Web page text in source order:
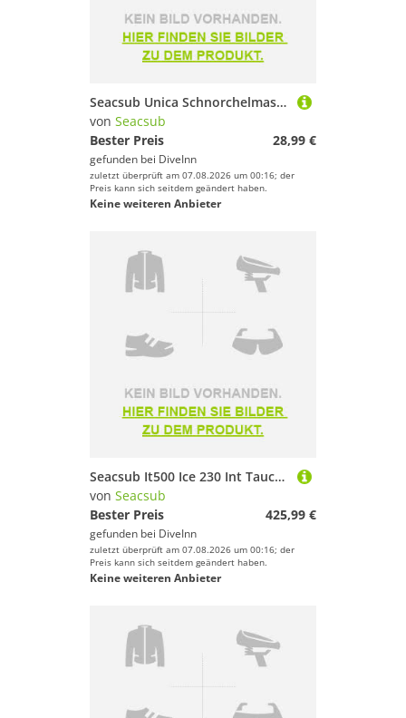
Seacsub Unica Schnorchelmaske
von Seacsub
Bester Preis
28,99 €
gefunden bei DiveInn
zuletzt überprüft am 07.08.2026 um 00:16; der
Preis kann sich seitdem geändert haben.
Keine weiteren Anbieter
Seacsub It500 Ice 230 Int Tauchregler-set
von Seacsub
Bester Preis
425,99 €
gefunden bei DiveInn
zuletzt überprüft am 07.08.2026 um 00:16; der
Preis kann sich seitdem geändert haben.
Keine weiteren Anbieter